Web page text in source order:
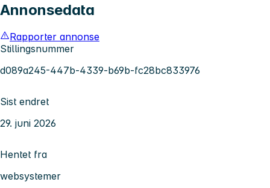
Annonsedata
Rapporter annonse
Stillingsnummer
d089a245-447b-4339-b69b-fc28bc833976
Sist endret
29. juni 2026
Hentet fra
websystemer